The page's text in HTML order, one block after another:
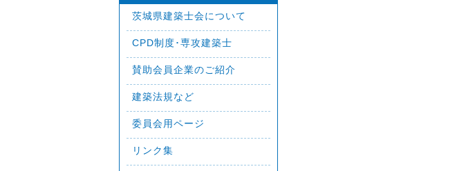
茨城県建築士会について
CPD制度･専攻建築士
賛助会員企業のご紹介
建築法規など
委員会用ページ
リンク集